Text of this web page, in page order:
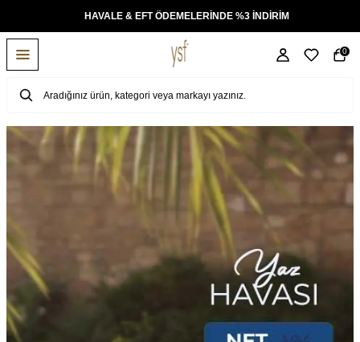
TÜM ÜRÜNLERDE ÜCRETSİZ KARGO
0